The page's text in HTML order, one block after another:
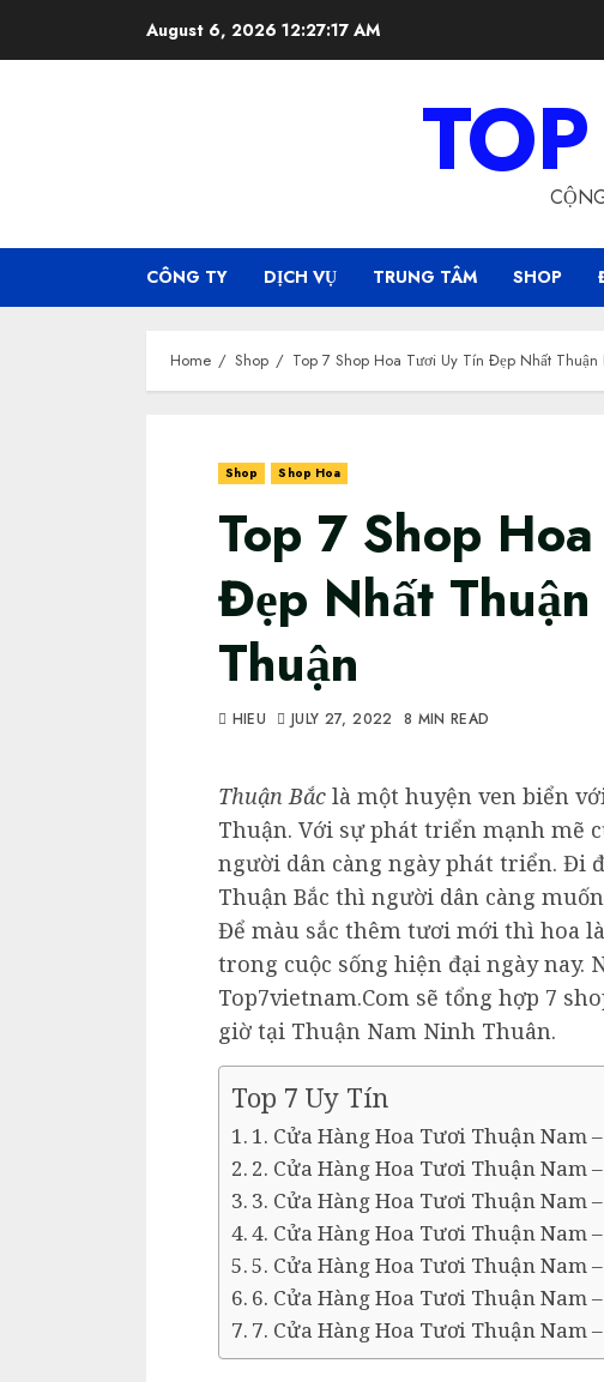
August 6, 2026 12:27:18 AM
CÔNG TY DỊCH VỤ TRUNG TÂM SHOP
Home Shop Top 7 Shop Hoa Tươi Uy Tín Đẹp Nhất
Shop Shop Hoa
Top 7 Shop
Đẹp Nhất
Thuận
HIEU JULY 27, 2022 8 MIN READ
Thuận Bắc là một huyện ven biển
Thuận. Với sự phát triển mạnh mẽ
người dân càng ngày phát triển. Đi
Thuận Bắc thì người dân càng
Để màu sắc thêm tươi mới thì hoa
trong cuộc sống hiện đại ngày nay.
Top7vietnam.Com sẽ tổng hợp 7
giờ tại Thuận Nam Ninh Thuân.
Top 7 Uy Tín
1. Cửa Hàng Hoa Tươi Thuận Nam
2. Cửa Hàng Hoa Tươi Thuận Nam
3. Cửa Hàng Hoa Tươi Thuận Nam
4. Cửa Hàng Hoa Tươi Thuận Nam
5. Cửa Hàng Hoa Tươi Thuận Nam
6. Cửa Hàng Hoa Tươi Thuận Nam
7. Cửa Hàng Hoa Tươi Thuận Nam